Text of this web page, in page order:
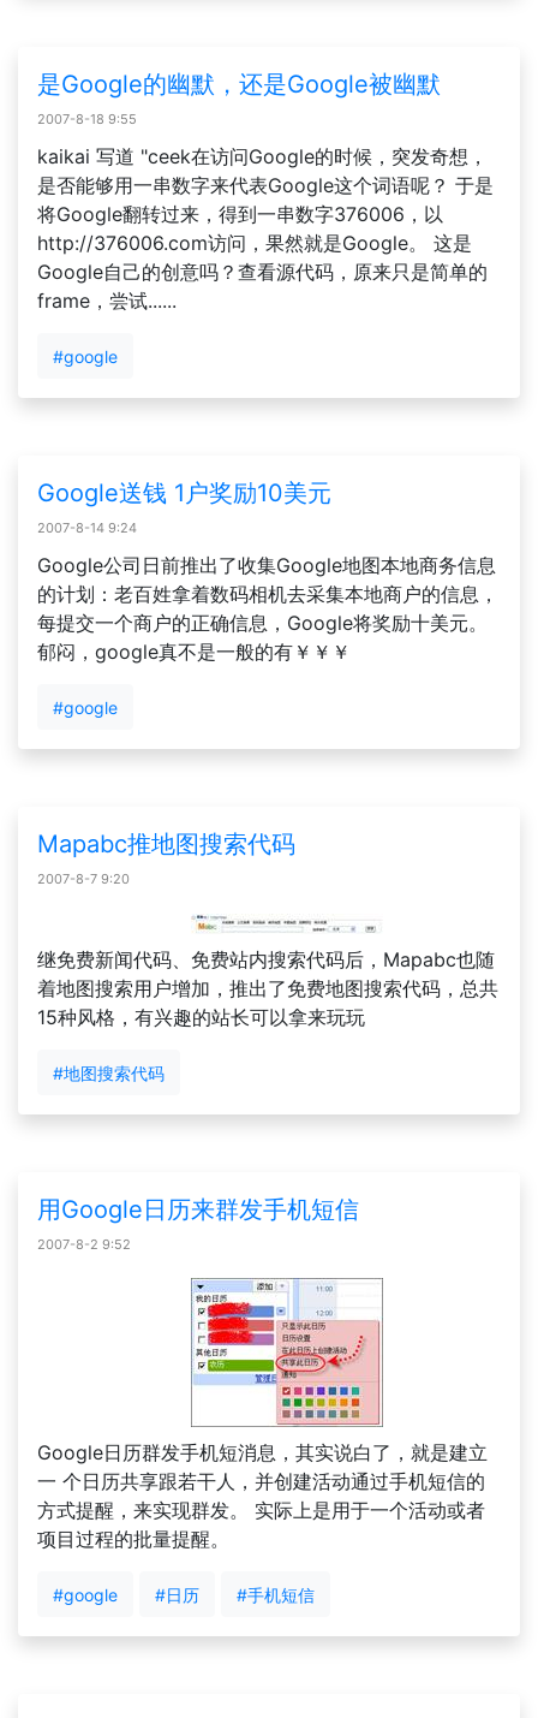
是Google的幽默，还是Google被幽默
2007-8-18 9:55
kaikai 写道 "ceek在访问Google的时候，突发奇想，
是否能够用一串数字来代表Google这个词语呢？ 于是
将Google翻转过来，得到一串数字376006，以
http://376006.com访问，果然就是Google。 这是
Google自己的创意吗？查看源代码，原来只是简单的
frame，尝试......
#google
Google送钱 1户奖励10美元
2007-8-14 9:24
Google公司日前推出了收集Google地图本地商务信息
的计划：老百姓拿着数码相机去采集本地商户的信息，
每提交一个商户的正确信息，Google将奖励十美元。
郁闷，google真不是一般的有￥￥￥
#google
Mapabc推地图搜索代码
2007-8-7 9:20
继免费新闻代码、免费站内搜索代码后，Mapabc也随
着地图搜索用户增加，推出了免费地图搜索代码，总共
15种风格，有兴趣的站长可以拿来玩玩
#地图搜索代码
用Google日历来群发手机短信
2007-8-2 9:52
Google日历群发手机短消息，其实说白了，就是建立
一 个日历共享跟若干人，并创建活动通过手机短信的
方式提醒，来实现群发。 实际上是用于一个活动或者
项目过程的批量提醒。
#google #日历 #手机短信